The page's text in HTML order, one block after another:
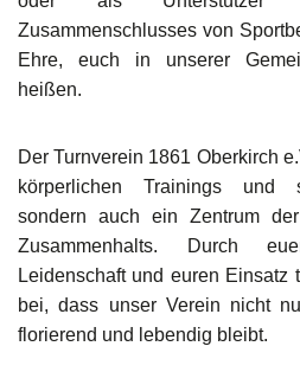
Zusammenschlusses von
Ehre, euch in unserer
heißen.
Der Turnverein 1861 Oberkirch
körperlichen Trainings und
sondern auch ein Zentrum
Zusammenhalts. Durch
Leidenschaft und euren Einsatz
bei, dass unser Verein nicht
florierend und lebendig bleibt.
Stretch & Tone
Rückenfit
Seniorenfitness
Kinder Yoga 6 - 10 Jahre
Yoga
Zumba